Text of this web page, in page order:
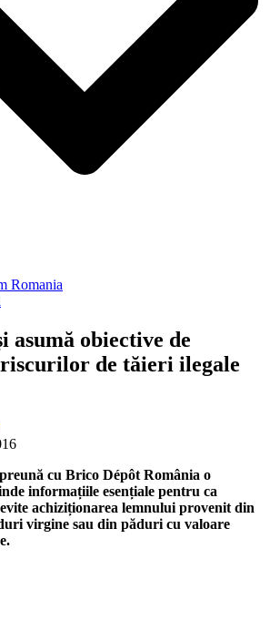
Romania
asumă obiective de
de tăieri ilegale
cu Brico Dépôt România o
informațiile esențiale pentru ca
achiziționarea lemnului provenit din
virgine sau din păduri cu valoare